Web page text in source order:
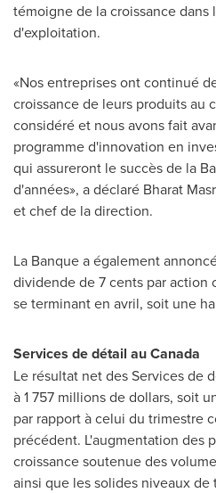
témoigne de la croissance dans
d'exploitation.
«Nos entreprises ont continué
croissance de leurs produits au
considéré et nous avons fait
programme d'innovation en
qui assureront le succès de la
d'années», a déclaré Bharat
et chef de la direction.
La Banque a également
dividende de 7 cents par action
se terminant en avril, soit une
Services de détail auCanada
Le résultat net des Services de
à 1 757 millions de dollars, soit
par rapport à celui du trimestre
précédent. L'augmentation des
croissance soutenue des
ainsi que les solides niveaux de